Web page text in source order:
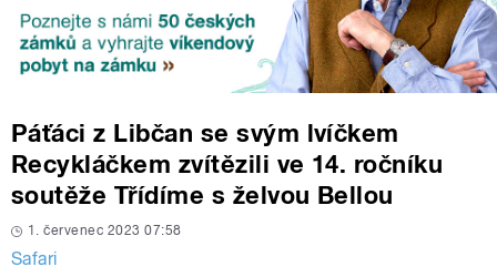
Páťáci z Libčan se svým lvíčkem
Recykláčkem zvítězili ve 14. ročníku
soutěže Třídíme s želvou Bellou
1. červenec 2023 07:58
Safari